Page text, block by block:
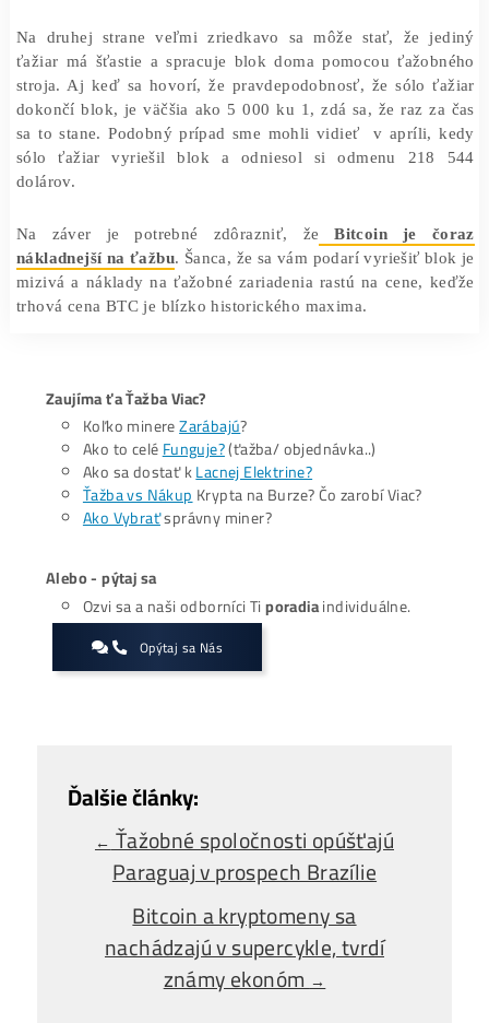
skupinám , aby zvýšili svoje šance, ale odmeny si
rozdeľovať. V poole je síce vysoká šanca, že získate
odmenu, no po rozdelení medzi kopec ťažiarov je táto
malá.
Na druhej strane veľmi zriedkavo sa môže stať, že
stroja. Aj keď sa hovorí, že pravdepodobnosť, že sólo
dokončí blok, je väčšia ako 5 000 ku 1, zdá sa, že raz
sa to stane. Podobný prípad sme mohli vidieť v
Na záver je potrebné zdôrazniť, že
nákladnejší na ťažbu. Šanca, že sa vám podarí vyriešiť
mizivá a náklady na ťažobné zariadenia rastú na cene,
trhová cena BTC je blízko historického maxima.
Zaujíma ťa Ťažba Viac?
Koľko minereZarábajú
Ako to celéFunguje?
Ako sa dostať kLacnej Elektrine?
Alebo - pýtaj sa
Ozvi sa a naši odborníci Tiporadiaindividuálne.
Opýtaj sa Nás